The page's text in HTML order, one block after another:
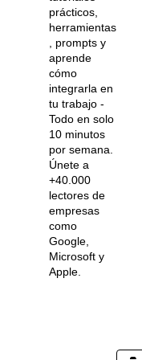
prácticos,
herramientas
, prompts y
aprende
cómo
integrarla en
tu trabajo -
Todo en solo
10 minutos
por semana.
Únete a
+40.000
lectores de
empresas
como
Google,
Microsoft y
Apple.